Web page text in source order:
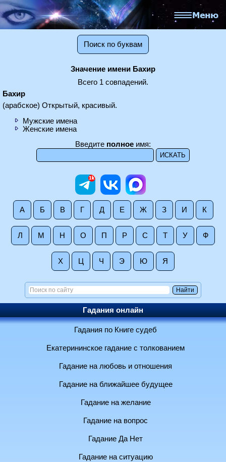
Поиск по буквам
Значение имени Бахир
Всего 1 совпадений.
Бахир
(арабское) Открытый, красивый.
Мужские имена
Женские имена
Введите полное имя:
А Б В Г Д Е Ж З И К
Л М Н О П Р С Т У Ф
Х Ц Ч Э Ю Я
Гадания онлайн
Гадания по Книге судеб
Екатерининское гадание с толкованием
Гадание на любовь и отношения
Гадание на ближайшее будущее
Гадание на желание
Гадание на вопрос
Гадание Да Нет
Гадание на ситуацию